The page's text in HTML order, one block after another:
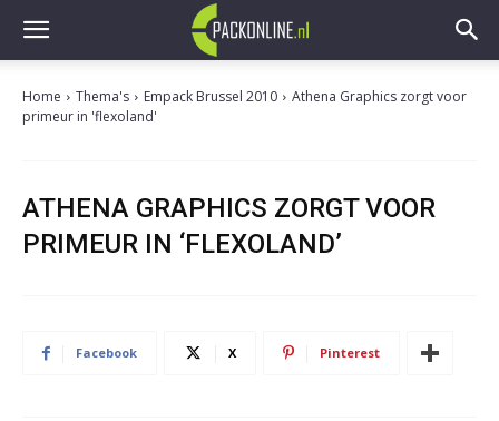
Home Thema's Empack Brussel 2010
Athena Graphics zorgt voor
primeur in 'flexoland'
ATHENA GRAPHICS ZORGT VOOR
PRIMEUR IN ‘FLEXOLAND’
Facebook X Pinterest